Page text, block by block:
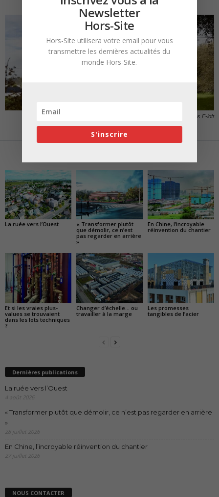
Une réalisation de maison modulaire bois par Maisons E-loft
La ruée vers l’Ouest
« Transformer plutôt
que démolir, ce n’est
pas regarder en arrière
»
En Chine, l’incroyable
réinvention du chantier
Et si les vraies plus-
values se trouvaient
dans les lots techniques
?
Changer d’échelle… ou
travailler à la marge
Les promesses
tangibles de l’acier
Dernières publications
La ruée vers l’Ouest
4 août 2026
« Transformer plutôt que démolir, ce n’est pas regarder en arrière
»
28 juillet 2026
En Chine, l’incroyable réinvention du chantier
27 juillet 2026
NOUS CONTACTER
Newsletter
Hors-Site
Hors-Site utilisera votre email pour vous
transmettre les dernières actualités du
monde Hors-Site.
S'inscrire